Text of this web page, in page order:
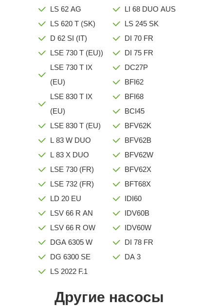
LS 62 AG
LS 620 T (SK)
D 62 SI (IT)
LSE 730 T (EU))
LSE 730 T IX
(EU)
LSE 830 T IX
(EU)
LSE 830 T (EU)
L 83 W DUO
L 83 X DUO
LSE 730 (FR)
LSE 732 (FR)
LD 20 EU
LSV 66 R AN
LSV 66 R OW
DGA 6305 W
DG 6300 SE
LS 2022 F.1
LI 68 DUO AUS
LS 245 SK
DI 70 FR
DI 75 FR
DC27P
BFI62
BFI68
BCI45
BFV62K
BFV62B
BFV62W
BFV62X
BFT68X
IDI60
IDV60B
IDV60W
DI 78 FR
DA 3
Другие насосы